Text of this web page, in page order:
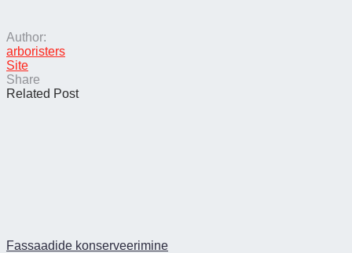
Author:
arboristers
Site
Share
Related Post
Fassaadide konserveerimine